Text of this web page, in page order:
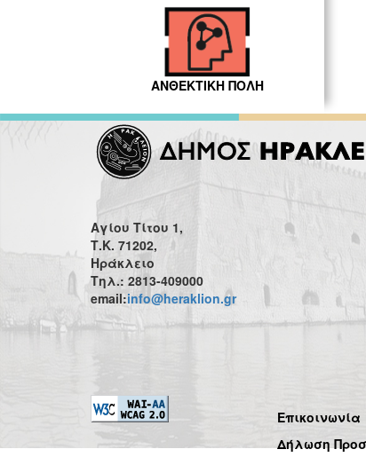
ΑΝΘΕΚΤΙΚΗ ΠΟΛΗ
Αγίου Τίτου 1,
Τ.Κ. 71202,
Ηράκλειο
Τηλ.: 2813-409000
email:info@heraklion.gr
Επικοινωνία
Δήλωση